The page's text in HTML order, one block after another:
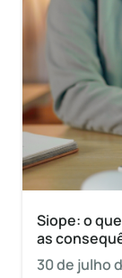
Siope: o
as
30 de julho